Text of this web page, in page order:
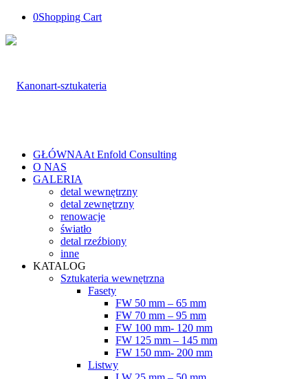
0Shopping Cart
GŁÓWNAAt Enfold Consulting
O NAS
GALERIA
detal wewnętrzny
detal zewnętrzny
renowacje
światło
detal rzeźbiony
inne
KATALOG
Sztukateria wewnętrzna
Fasety
FW 50 mm – 65 mm
FW 70 mm – 95 mm
FW 100 mm- 120 mm
FW 125 mm – 145 mm
FW 150 mm- 200 mm
Listwy